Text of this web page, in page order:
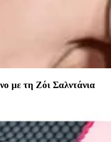
με τη Ζόι Σαλντάνια